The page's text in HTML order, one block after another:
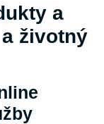
a
životný